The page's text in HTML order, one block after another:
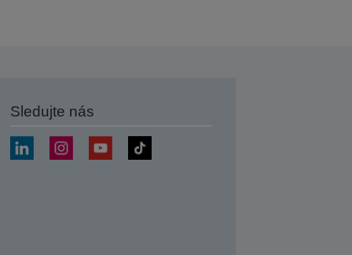
Sledujte nás